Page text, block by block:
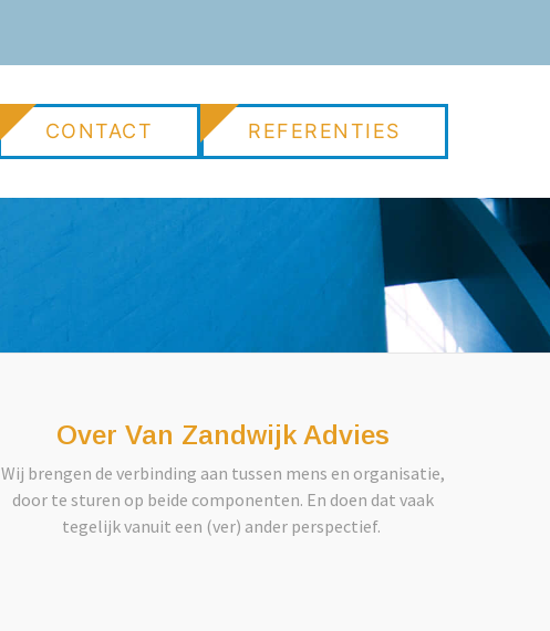
CONTACT REFERENTIES
Over Van Zandwijk Advies
Wij brengen de verbinding aan tussen mens en organisatie,
door te sturen op beide componenten. En doen dat vaak
tegelijk vanuit een (ver) ander perspectief.